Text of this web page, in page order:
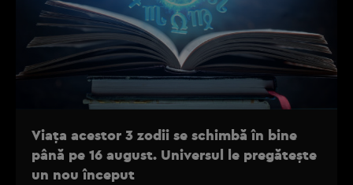
Viața acestor 3 zodii se schimbă în bine
până pe 16 august. Universul le pregătește
un nou început